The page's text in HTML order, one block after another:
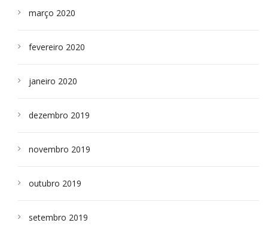
março 2020
fevereiro 2020
janeiro 2020
dezembro 2019
novembro 2019
outubro 2019
setembro 2019